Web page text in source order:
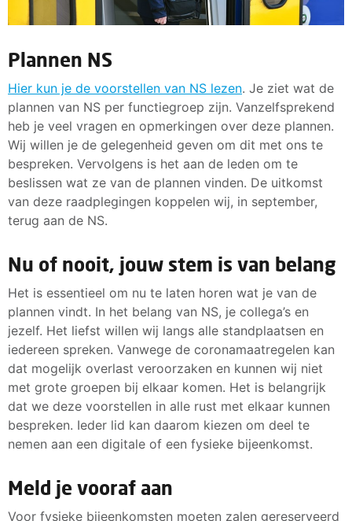
Plannen NS
Hier kun je de voorstellen van NS lezen. Je ziet wat de
plannen van NS per functiegroep zijn. Vanzelfsprekend
heb je veel vragen en opmerkingen over deze plannen.
Wij willen je de gelegenheid geven om dit met ons te
bespreken. Vervolgens is het aan de leden om te
beslissen wat ze van de plannen vinden. De uitkomst
van deze raadplegingen koppelen wij, in september,
terug aan de NS.
Nu of nooit, jouw stem is van belang
Het is essentieel om nu te laten horen wat je van de
plannen vindt. In het belang van NS, je collega’s en
jezelf. Het liefst willen wij langs alle standplaatsen en
iedereen spreken. Vanwege de coronamaatregelen kan
dat mogelijk overlast veroorzaken en kunnen wij niet
met grote groepen bij elkaar komen. Het is belangrijk
dat we deze voorstellen in alle rust met elkaar kunnen
bespreken. Ieder lid kan daarom kiezen om deel te
nemen aan een digitale of een fysieke bijeenkomst.
Meld je vooraf aan
Voor fysieke bijeenkomsten moeten zalen gereserveerd